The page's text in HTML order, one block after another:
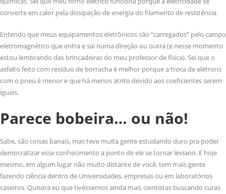
converte em calor pela dissipação de energia do filamento de resistência.
Entendo que meus equipamentos eletrônicos são “carregados” pelo campo
eletromagnético que entra e sai numa direção ou outra (e nesse momento
estou lembrando das brincadeiras do meu professor de física). Sei que o
asfalto feito com resíduo de borracha é melhor porque a troca de elétrons
com o pneu é menor e que há menos atrito devido aos coeficientes serem
iguais.
Parece bobeira… ou não!
Sabe, são coisas banais, mas teve muita gente estudando duro pra poder
democratizar esse conhecimento a ponto de ele se tornar leviano. E hoje
mesmo, em algum lugar não muito distante de você, tem mais gente
fazendo ciência dentro de Universidades, empresas ou em laboratórios
caseiros. Quisera eu que tivéssemos ainda mais cientistas buscando curas